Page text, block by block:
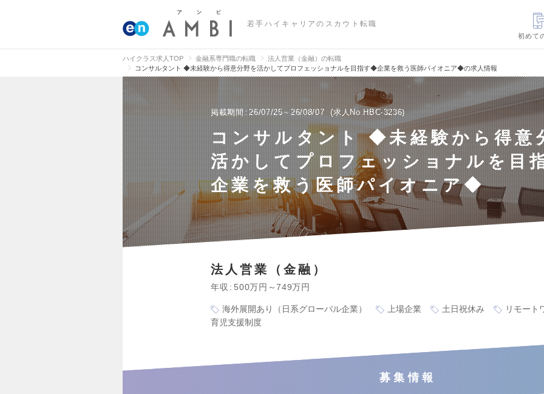
若手ハイキャリアのスカウト転職
初めて
ハイクラス求人TOP 金融系専門職の転職
法人営業（金融）の転職
コンサルタント ◆未経験から得意分野を活かしてプロフェッショナルを目指す◆企業を救う医師パイオニア◆の求人情報
掲載期間 26/07/25～26/08/07 求人No.HBC-3236
コンサルタント ◆未経験から得意
活かしてプロフェッショナルを目
企業を救う医師パイオニア◆
法人営業（金融）
年収 500万円～749万円
海外展開あり（日系グローバル企業） 上場企業 土日祝休み
リモート
育児支援制度
募集情報